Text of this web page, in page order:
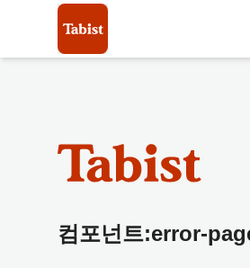
컴포넌트:error-